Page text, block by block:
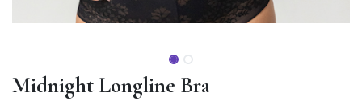
Midnight Longline Bra